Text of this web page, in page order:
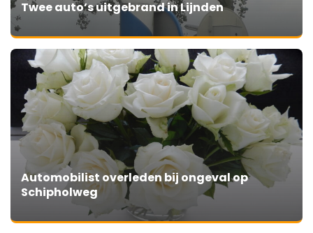
Twee auto’s uitgebrand in Lijnden
Automobilist overleden bij ongeval op
Schipholweg